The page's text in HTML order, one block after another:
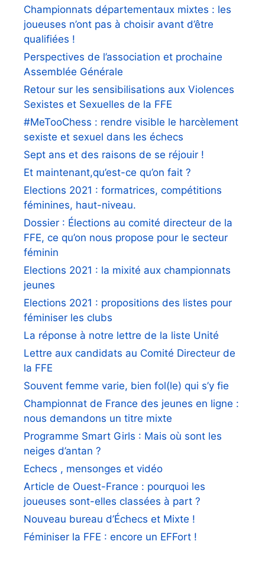
Championnats départementaux mixtes : les
joueuses n’ont pas à choisir avant d’être
qualifiées !
Perspectives de l’association et prochaine
Assemblée Générale
Retour sur les sensibilisations aux Violences
Sexistes et Sexuelles de la FFE
#MeTooChess : rendre visible le harcèlement
sexiste et sexuel dans les échecs
Sept ans et des raisons de se réjouir !
Et maintenant,qu’est-ce qu’on fait ?
Elections 2021 : formatrices, compétitions
féminines, haut-niveau.
Dossier : Élections au comité directeur de la
FFE, ce qu’on nous propose pour le secteur
féminin
Elections 2021 : la mixité aux championnats
jeunes
Elections 2021 : propositions des listes pour
féminiser les clubs
La réponse à notre lettre de la liste Unité
Lettre aux candidats au Comité Directeur de
la FFE
Souvent femme varie, bien fol(le) qui s’y fie
Championnat de France des jeunes en ligne :
nous demandons un titre mixte
Programme Smart Girls : Mais où sont les
neiges d’antan ?
Echecs , mensonges et vidéo
Article de Ouest-France : pourquoi les
joueuses sont-elles classées à part ?
Nouveau bureau d’Échecs et Mixte !
Féminiser la FFE : encore un EFFort !